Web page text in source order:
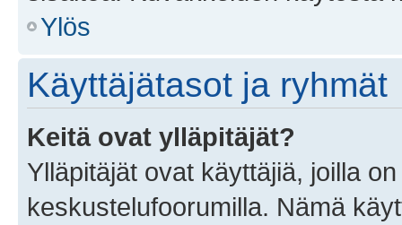
Ylös
Käyttäjätasot ja ryhmät
Keitä ovat ylläpitäjät?
Ylläpitäjät ovat käyttäjiä, joilla
keskustelufoorumilla. Nämä